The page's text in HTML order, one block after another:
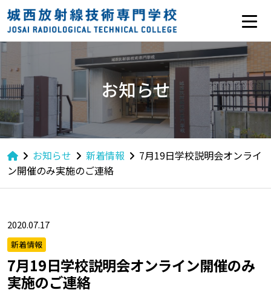
お知らせ
お知らせ 新着情報
7月19日学校説明会オンライ
ン開催のみ実施のご連絡
2020.07.17
新着情報
7月19日学校説明会オンライン開催のみ
実施のご連絡